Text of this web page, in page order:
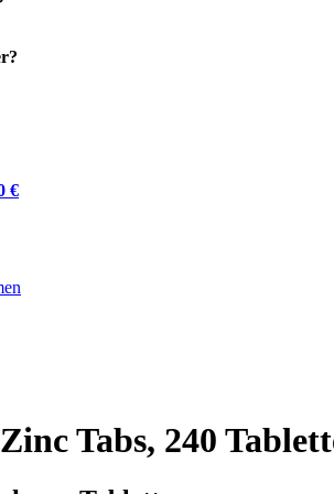
€
Zinc Tabs, 240